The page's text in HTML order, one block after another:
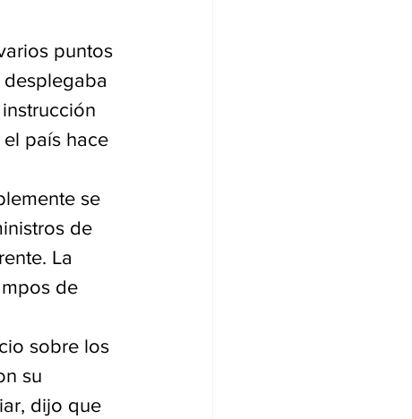
puntos
país hace
se
de
La
de
sobre los
su
dijo que